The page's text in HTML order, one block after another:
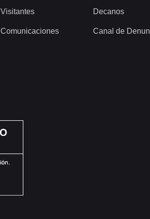
Visitantes
Comunicaciones
Decanos
Canal de